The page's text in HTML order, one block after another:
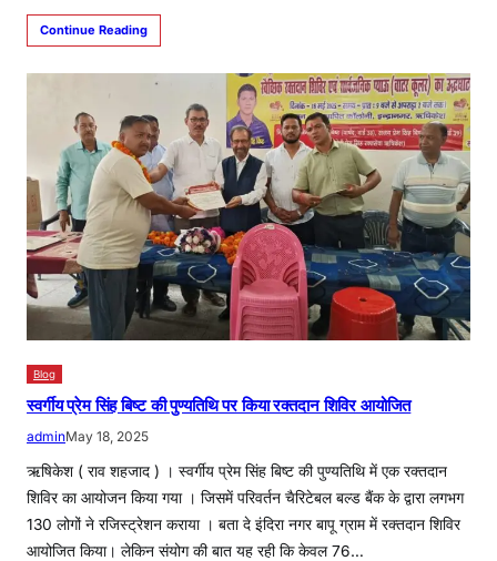
Continue Reading
Blog
स्वर्गीय प्रेम सिंह बिष्ट की पुण्यतिथि पर किया रक्तदान शिविर आयोजित
adminMay 18, 2025
ऋषिकेश ( राव शहजाद ) । स्वर्गीय प्रेम सिंह बिष्ट की पुण्यतिथि में एक रक्तदान
शिविर का आयोजन किया गया । जिसमें परिवर्तन चैरिटेबल बल्ड बैंक के द्वारा लगभग
130 लोगों ने रजिस्ट्रेशन कराया । बता दे इंदिरा नगर बापू ग्राम में रक्तदान शिविर
आयोजित किया। लेकिन संयोग की बात यह रही कि केवल 76…